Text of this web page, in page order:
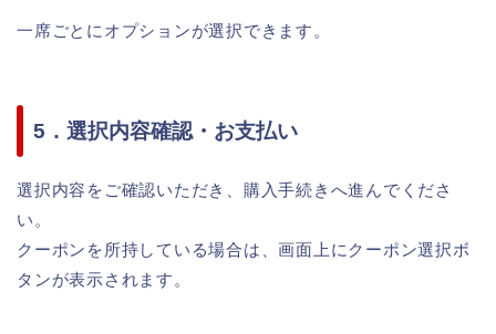
一席ごとにオプションが選択できます。
5．選択内容確認・お支払い
選択内容をご確認いただき、購入手続きへ進んでくださ
い。
クーポンを所持している場合は、画面上にクーポン選択ボ
タンが表示されます。